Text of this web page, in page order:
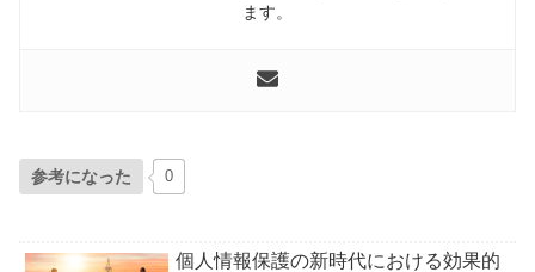
ます。
参考になった 0
個人情報保護の新時代における効果的